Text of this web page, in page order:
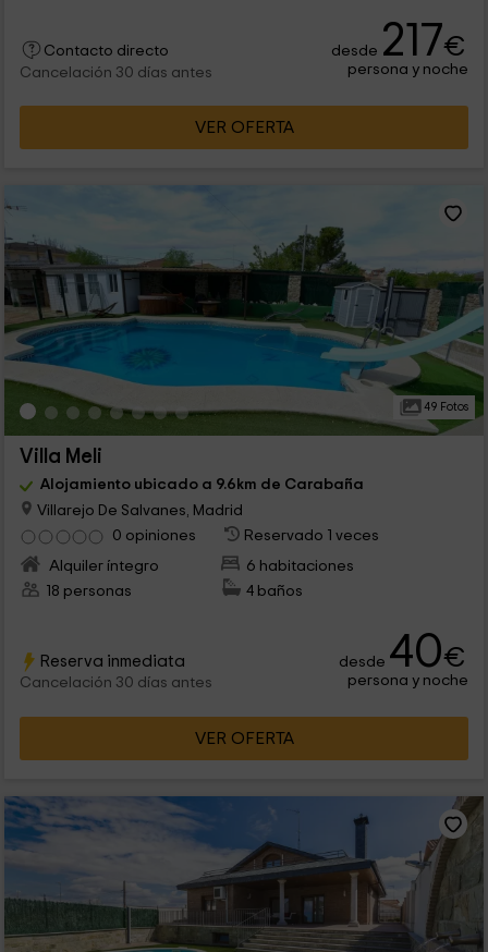
Contacto directo
Cancelación 30 días antes
desde 217€
persona y noche
VER OFERTA
49 Fotos
Villa Meli
Alojamiento ubicado a 9.6km de Carabaña
Villarejo De Salvanes, Madrid
0 opiniones
Reservado 1 veces
Alquiler íntegro
6 habitaciones
18 personas
4 baños
Reserva inmediata
Cancelación 30 días antes
desde 40€
persona y noche
VER OFERTA